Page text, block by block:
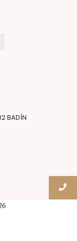
BADÍN